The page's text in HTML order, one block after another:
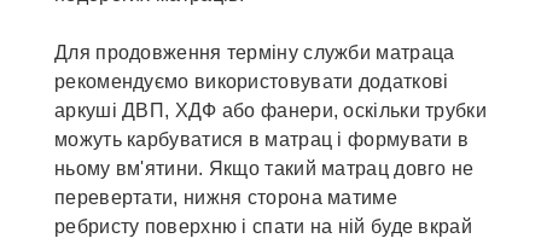
Для продовження терміну служби матраца
рекомендуємо використовувати додаткові
аркуші ДВП, ХДФ або фанери, оскільки трубки
можуть карбуватися в матрац і формувати в
ньому вм'ятини. Якщо такий матрац довго не
перевертати, нижня сторона матиме
ребристу поверхню і спати на ній буде вкрай